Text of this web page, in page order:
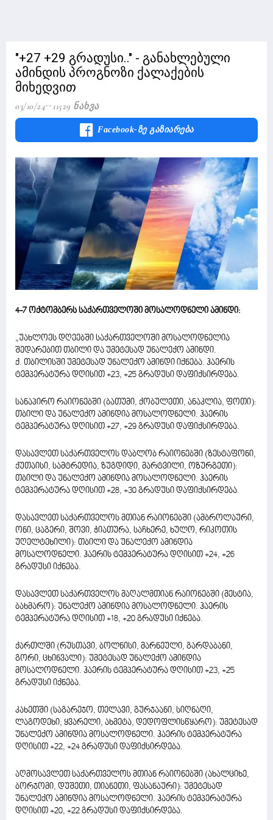
"+27 +29 გრადუსი.." - განახლებული
ამინდის პროგნოზი ქალაქების
მიხედვით
03/10/24 11529 Ნახვა
Facebook-Ზე Გაზიარება
4-7 ოქტომბერს საქართველოში მოსალოდნელი ამინდი:
„უახლოეს დღეებში საქართველოში მოსალოდნელია
შედარებით თბილი და უმეტესად უნალექო ამინდი.
ქ. თბილისში უმეტესად უნალექო ამინდი იქნება. ჰაერის
ტემპერატურა დღისით +23, +25 გრადუსი დაფიქსირდება.
სანაპირო რაიონებში (ბათუმი, ქობულეთი, ანაკლია, ფოთი):
თბილი და უნალექო ამინდია მოსალოდნელი. ჰაერის
ტემპერატურა დღისით +27, +29 გრადუსი დაფიქსირდება.
დასავლეთ საქართველოს დაბლობ რაიონებში (ზესტაფონი,
ქუთაისი, სამტრედია, ზუგდიდი, მარტვილი, ოზურგეთი):
თბილი და უნალექო ამინდია მოსალოდნელი. ჰაერის
ტემპერატურა დღისით +28, +30 გრადუსი დაფიქსირდება.
დასავლეთ საქართველოს მთიან რაიონებში (ამბროლაური,
ონი, ცაგერი, შოვი, ჭიათურა, საჩხერე, ხულო, რიკოთის
უღელტეხილი): თბილი და უნალექო ამინდია
მოსალოდნელი. ჰაერის ტემპერატურა დღისით +24, +26
გრადუსი იქნება.
დასავლეთ საქართველოს მაღალმთიან რაიონებში (მესტია,
ბახმარო): უნალექო ამინდია მოსალოდნელი. ჰაერის
ტემპერატურა დღისით +18, +20 გრადუსი იქნება.
ქართლში (რუსთავი, ბოლნისი, მარნეული, გარდაბანი,
გორი, ცხინვალი): უმეტესად უნალექო ამინდია
მოსალოდნელი. ჰაერის ტემპერატურა დღისით +23, +25
გრადუსი იქნება.
კახეთში (საგარეჯო, თელავი, გურჯაანი, სიღნაღი,
ლაგოდეხი, ყვარელი, ახმეტა, დედოფლისწყარო): უმეტესად
უნალექო ამინდია მოსალოდნელი. ჰაერის ტემპერატურა
დღისით +22, +24 გრადუსი დაფიქსირდება.
აღმოსავლეთ საქართველოს მთიან რაიონებში (ახალციხე,
ბორჯომი, დუშეთი, თიანეთი, ფასანაური): უმეტესად
უნალექო ამინდია მოსალოდნელი. ჰაერის ტემპერატურა
დღისით +20, +22 გრადუსი დაფიქსირდება.